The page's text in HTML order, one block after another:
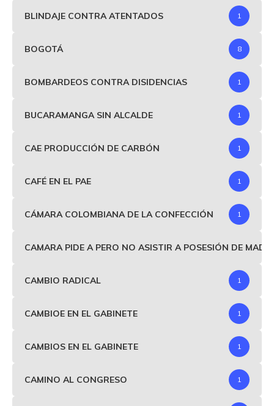
BLINDAJE CONTRA ATENTADOS 1
BOGOTÁ 8
BOMBARDEOS CONTRA DISIDENCIAS 1
BUCARAMANGA SIN ALCALDE 1
CAE PRODUCCIÓN DE CARBÓN 1
CAFÉ EN EL PAE 1
CÁMARA COLOMBIANA DE LA CONFECCIÓN 1
CAMARA PIDE A PERO NO ASISTIR A POSESIÓN DE
CAMBIO RADICAL 1
CAMBIOE EN EL GABINETE 1
CAMBIOS EN EL GABINETE 1
CAMINO AL CONGRESO 1